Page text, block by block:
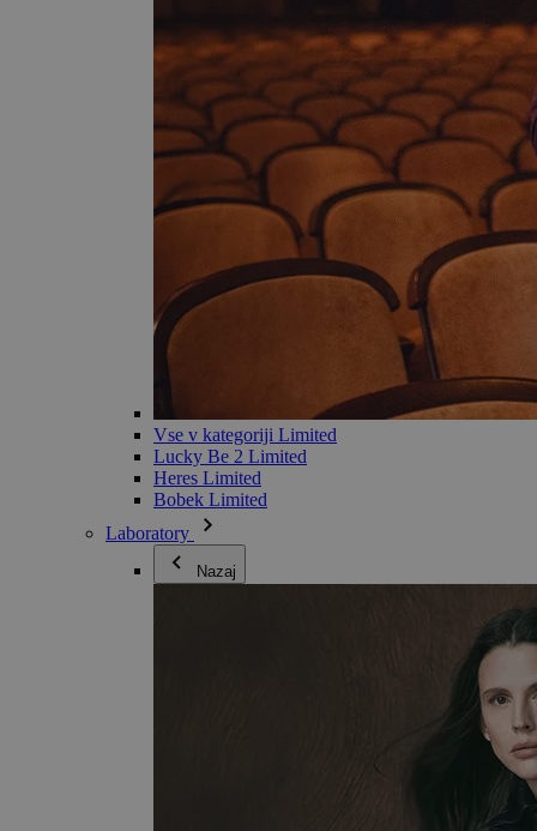
Vse v kategoriji Limited
Lucky Be 2 Limited
Heres Limited
Bobek Limited
Laboratory
Nazaj